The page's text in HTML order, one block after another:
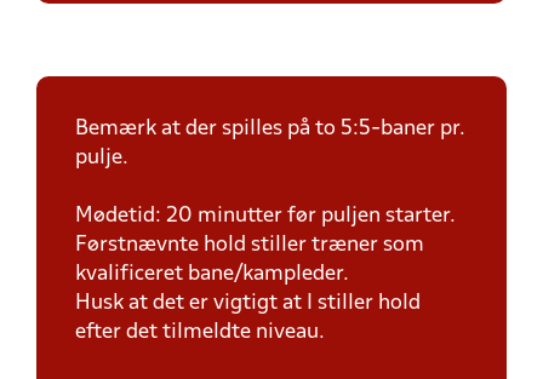
Bemærk at der spilles på to 5:5-baner pr.
pulje.
Mødetid: 20 minutter før puljen starter.
Førstnævnte hold stiller træner som
kvalificeret bane/kampleder.
Husk at det er vigtigt at I stiller hold
efter det tilmeldte niveau.